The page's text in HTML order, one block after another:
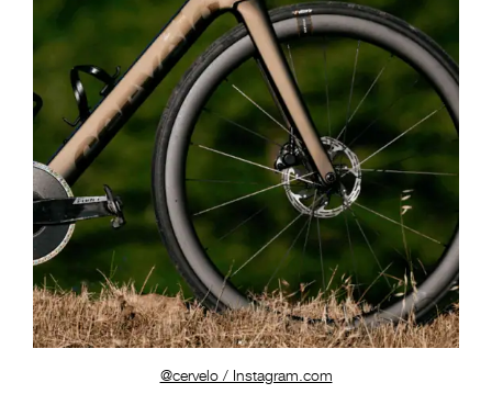
@cervelo / Instagram.com